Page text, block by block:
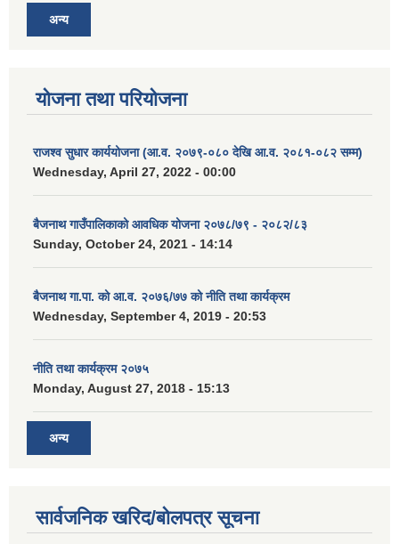
अन्य
योजना तथा परियोजना
राजश्व सुधार कार्ययोजना (आ.व. २०७९-०८० देखि आ.व. २०८१-०८२ सम्म)
Wednesday, April 27, 2022 - 00:00
बैजनाथ गाउँपालिकाको आवधिक योजना २०७८/७९ - २०८२/८३
Sunday, October 24, 2021 - 14:14
बैजनाथ गा.पा. को आ.व. २०७६/७७ को नीति तथा कार्यक्रम
Wednesday, September 4, 2019 - 20:53
नीति तथा कार्यक्रम २०७५
Monday, August 27, 2018 - 15:13
अन्य
सार्वजनिक खरिद/बोलपत्र सूचना